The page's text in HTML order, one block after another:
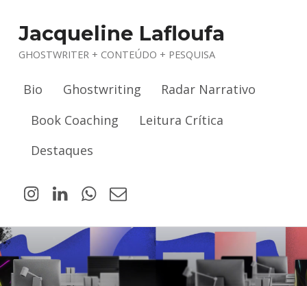
Jacqueline Lafloufa
GHOSTWRITER + CONTEÚDO + PESQUISA
Bio Ghostwriting
Radar Narrativo
Book Coaching
Leitura Crítica
Destaques